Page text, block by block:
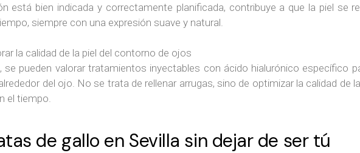
está bien indicada y correctamente planificada, contribuye a que la piel se
siempre con una expresión suave y natural.
la calidad de la piel del contorno de ojos
se pueden valorar tratamientos inyectables con ácido hialurónico específico
del ojo. No se trata de rellenar arrugas, sino de optimizar la calidad de
el tiempo.
de gallo en Sevilla sin dejar de ser tú